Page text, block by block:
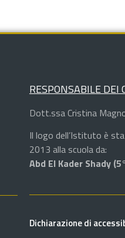
RESPONSABILE DEI
Dott.ssa Cristina
Il logo dell’Istituto è
2013 alla scuola da:
Abd El Kader Shady
Dichiarazione di